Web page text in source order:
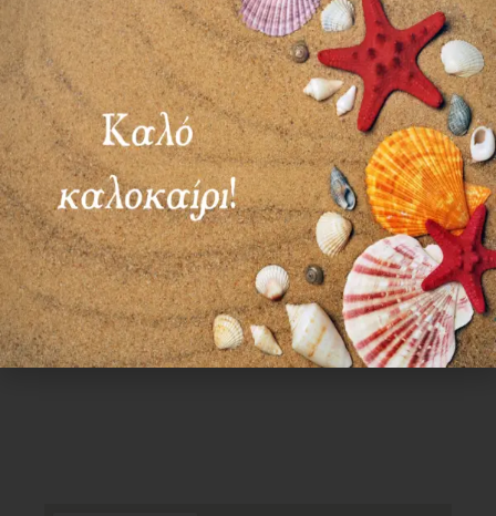
ΣΑΒ – ΚΥΡ: ΚΛΕΙΣΤΑ
Χρήσιμα Links
Όροι Χρήσης
Πολιτική απορρήτου
Τρόποι πληρωμής
Τρόποι αποστολής